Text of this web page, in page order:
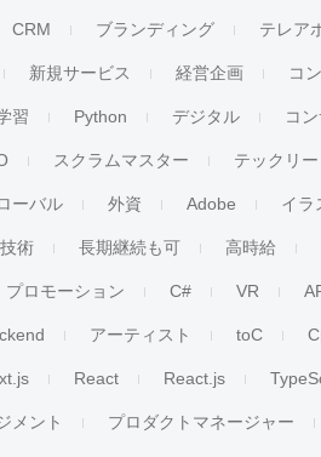
CRM ブランディング テレア
新規サービス 経営企画 コ
習 Python デジタル コ
スクラムマスター テックリー
ーバル 外資 Adobe イラ
術 長期継続も可 高時給
プロモーション C# VR
アーティスト toC
React React.js
メント プロダクトマネージャー